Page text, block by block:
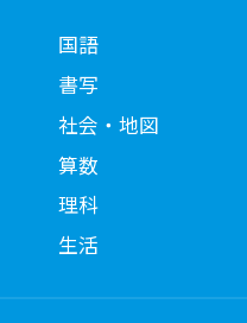
国語
書写
社会・地図
算数
理科
生活